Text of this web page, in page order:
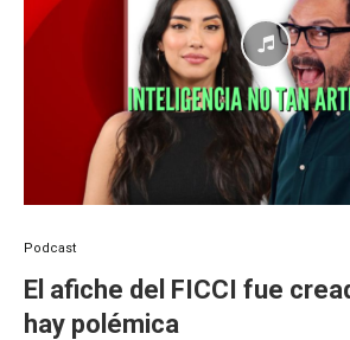
Podcast
El afiche del FICCI fue
hay polémica